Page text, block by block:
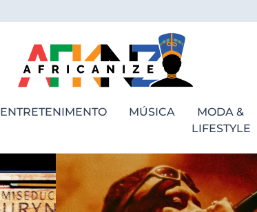
ENTRETENIMENTO MÚSICA
MODA &
LIFESTYLE